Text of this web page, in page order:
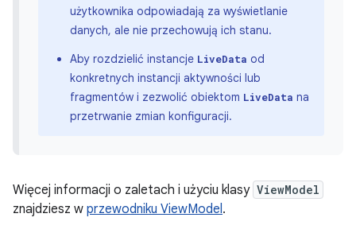
użytkownika odpowiadają za wyświetlanie
danych, ale nie przechowują ich stanu.
Aby rozdzielić instancje LiveData od
konkretnych instancji aktywności lub
fragmentów i zezwolić obiektom LiveData na
przetrwanie zmian konfiguracji.
Więcej informacji o zaletach i użyciu klasy ViewModel
znajdziesz w przewodniku ViewModel.